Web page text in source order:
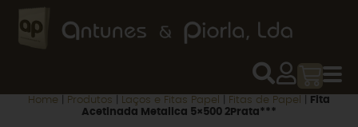
Home Produtos Laços e Fitas Papel Fitas de Papel
Fita
Acetinada Metalica 5×500 2Prata***